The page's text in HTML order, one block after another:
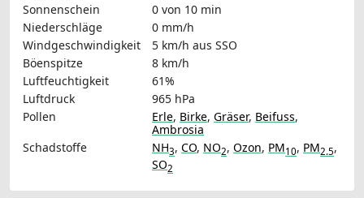
Sonnenschein
0 von 10 min
Niederschläge
0 mm/h
Windgeschwindigkeit
5 km/h aus SSO
Böenspitze
8 km/h
Luftfeuchtigkeit
61%
Luftdruck
965 hPa
Pollen
Erle, Birke, Gräser, Beifuss,
Ambrosia
Schadstoffe
NH3, CO, NO2, Ozon, PM10, PM2.5,
SO2